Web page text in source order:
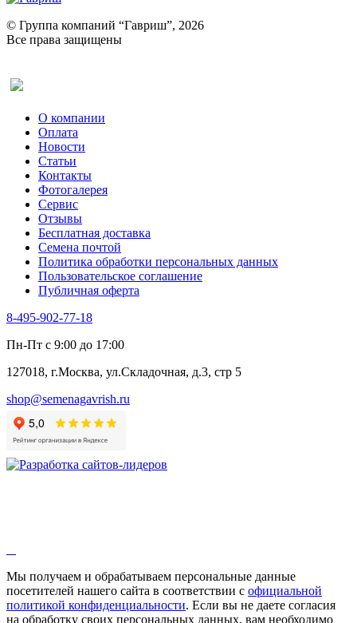
Ревень
Рукола
Рута
Тмин
Трава для чая
Туласи
Укроп
Фенхель пряный
Хризантема овощная
Цикорий пряный
Цикорий салатный (Витлуф)
Черемша
Шпинат
Щавель
Эндивий
Эстрагон
Алтей
Бессмертник
Валериана
Валерианелла
Гибискус лекарственный
Девясил
Душица
Змееголовник
Мыльнянка
Мята
Овсяный корень
© Группа компаний “Гавриш”, 2026
Все права защищены
О компании
Оплата
Новости
Статьи
Контакты
Фотогалерея​
Сервис
Отзывы
Бесплатная доставка
Семена почтой
Политика обработки персональных данных
Пользовательское соглашение
Публичная оферта
8-495-902-77-18
Пн-Пт с 9:00 до 17:00
127018, г.Москва, ул.Складочная, д.3, стр 5
shop@semenagavrish.ru
Мы получаем и обрабатываем персональные данные
посетителей нашего сайта в соответствии с официальной
политикой конфиденциальности. Если вы не даете согласия
на обработку своих персональных данных, вам необходимо